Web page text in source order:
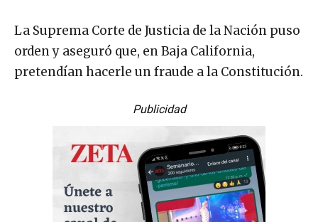
La Suprema Corte de Justicia de la Nación puso
orden y aseguró que, en Baja California,
pretendían hacerle un fraude a la Constitución.
Publicidad